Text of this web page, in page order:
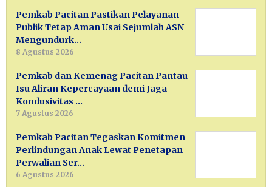
Pemkab Pacitan Pastikan Pelayanan
Publik Tetap Aman Usai Sejumlah ASN
Mengundurk…
8 Agustus 2026
Pemkab dan Kemenag Pacitan Pantau
Isu Aliran Kepercayaan demi Jaga
Kondusivitas …
7 Agustus 2026
Pemkab Pacitan Tegaskan Komitmen
Perlindungan Anak Lewat Penetapan
Perwalian Ser…
6 Agustus 2026